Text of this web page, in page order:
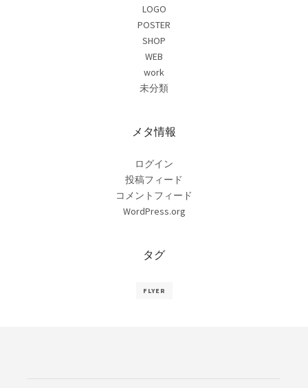
LOGO
POSTER
SHOP
WEB
work
未分類
メタ情報
ログイン
投稿フィード
コメントフィード
WordPress.org
タグ
FLYER